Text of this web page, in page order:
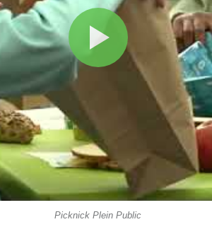
Picknick Plein Public